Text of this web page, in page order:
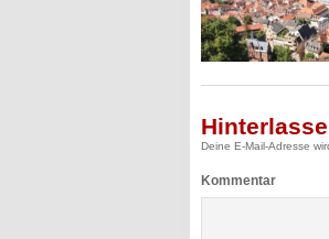
Deine E-Mail-Adresse
Kommentar